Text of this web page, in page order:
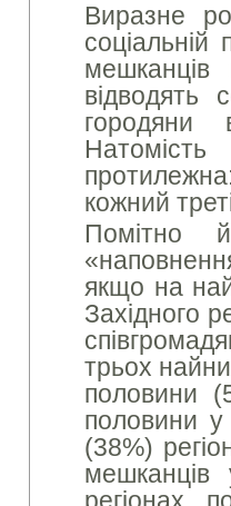
Виразне
соціальній
відводять
городяни
кожний
Помітно
якщо на
Західного
трьох
половини
половини
(38%)